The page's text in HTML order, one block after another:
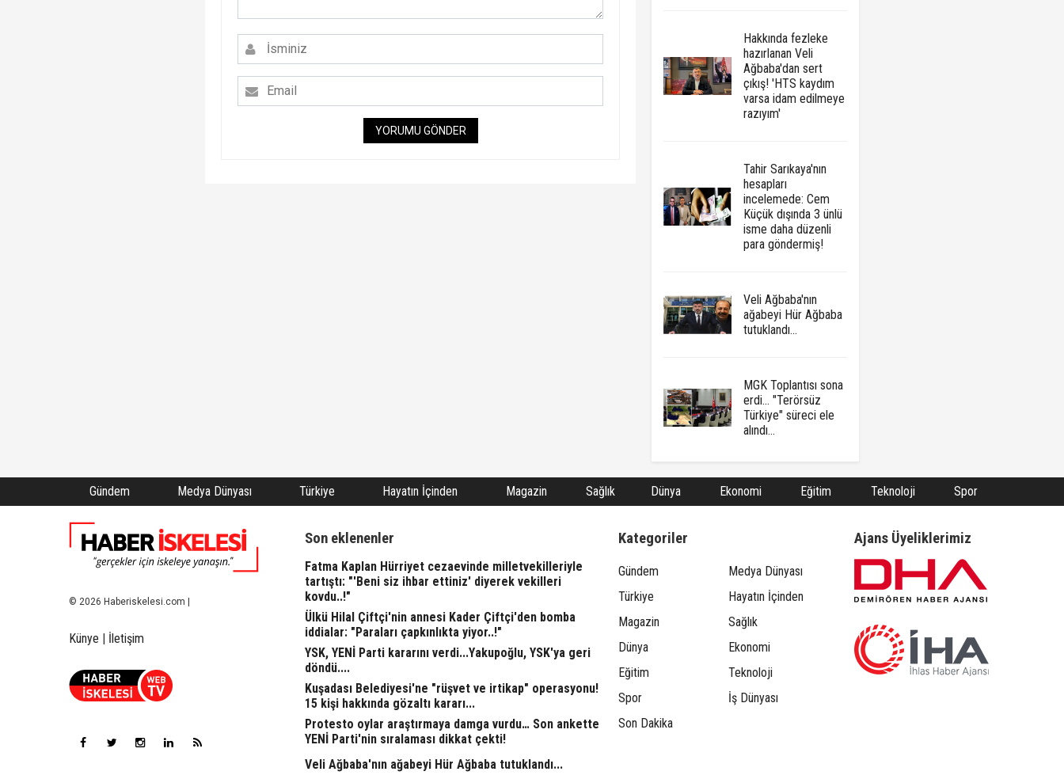
YORUMU GÖNDER
Hakkında fezleke
hazırlanan Veli
Ağbaba'dan sert
çıkış! 'HTS kaydım
varsa idam edilmeye
razıyım'
Tahir Sarıkaya'nın
hesapları
incelemede: Cem
Küçük dışında 3 ünlü
isme daha düzenli
para göndermiş!
Veli Ağbaba'nın
ağabeyi Hür Ağbaba
tutuklandı...
MGK Toplantısı sona
erdi... "Terörsüz
Türkiye" süreci ele
alındı...
Gündem Medya Dünyası Türkiye Hayatın İçinden Magazin Sağlık Dünya Ekonomi Eğitim Teknoloji Spor
© 2026 Haberiskelesi.com |
Künye | İletişim
Son eklenenler
Fatma Kaplan Hürriyet cezaevinde milletvekilleriyle
tartıştı: "'Beni siz ihbar ettiniz' diyerek vekilleri
kovdu..!"
Ülkü Hilal Çiftçi'nin annesi Kader Çiftçi'den bomba
iddialar: "Paraları çapkınlıkta yiyor..!"
YSK, YENİ Parti kararını verdi...Yakupoğlu, YSK'ya geri
döndü....
Kuşadası Belediyesi'ne "rüşvet ve irtikap" operasyonu!
15 kişi hakkında gözaltı kararı...
Protesto oylar araştırmaya damga vurdu… Son ankette
YENİ Parti'nin sıralaması dikkat çekti!
Veli Ağbaba'nın ağabeyi Hür Ağbaba tutuklandı...
Kategoriler
Gündem
Medya Dünyası
Türkiye
Hayatın İçinden
Magazin
Sağlık
Dünya
Ekonomi
Eğitim
Teknoloji
Spor
İş Dünyası
Son Dakika
Ajans Üyeliklerimiz